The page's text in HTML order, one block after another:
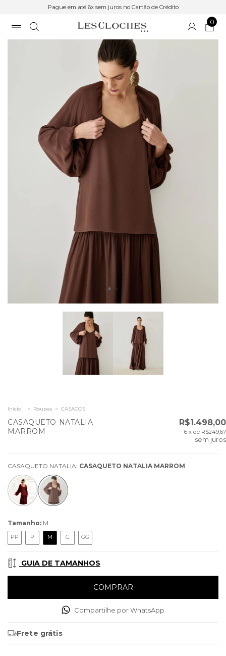
Pague em até 6x sem juros no Cartão de Crédito
0
Início > Roupas > CASACOS
CASAQUETO NATALIA
MARROM
R$1.498,00
6 x de R$249,67
sem juros
CASAQUETO NATALIA: CASAQUETO NATALIA MARROM
Tamanho: M
PP P M G GG
GUIA DE TAMANHOS
Compartilhe por WhatsApp
Frete grátis